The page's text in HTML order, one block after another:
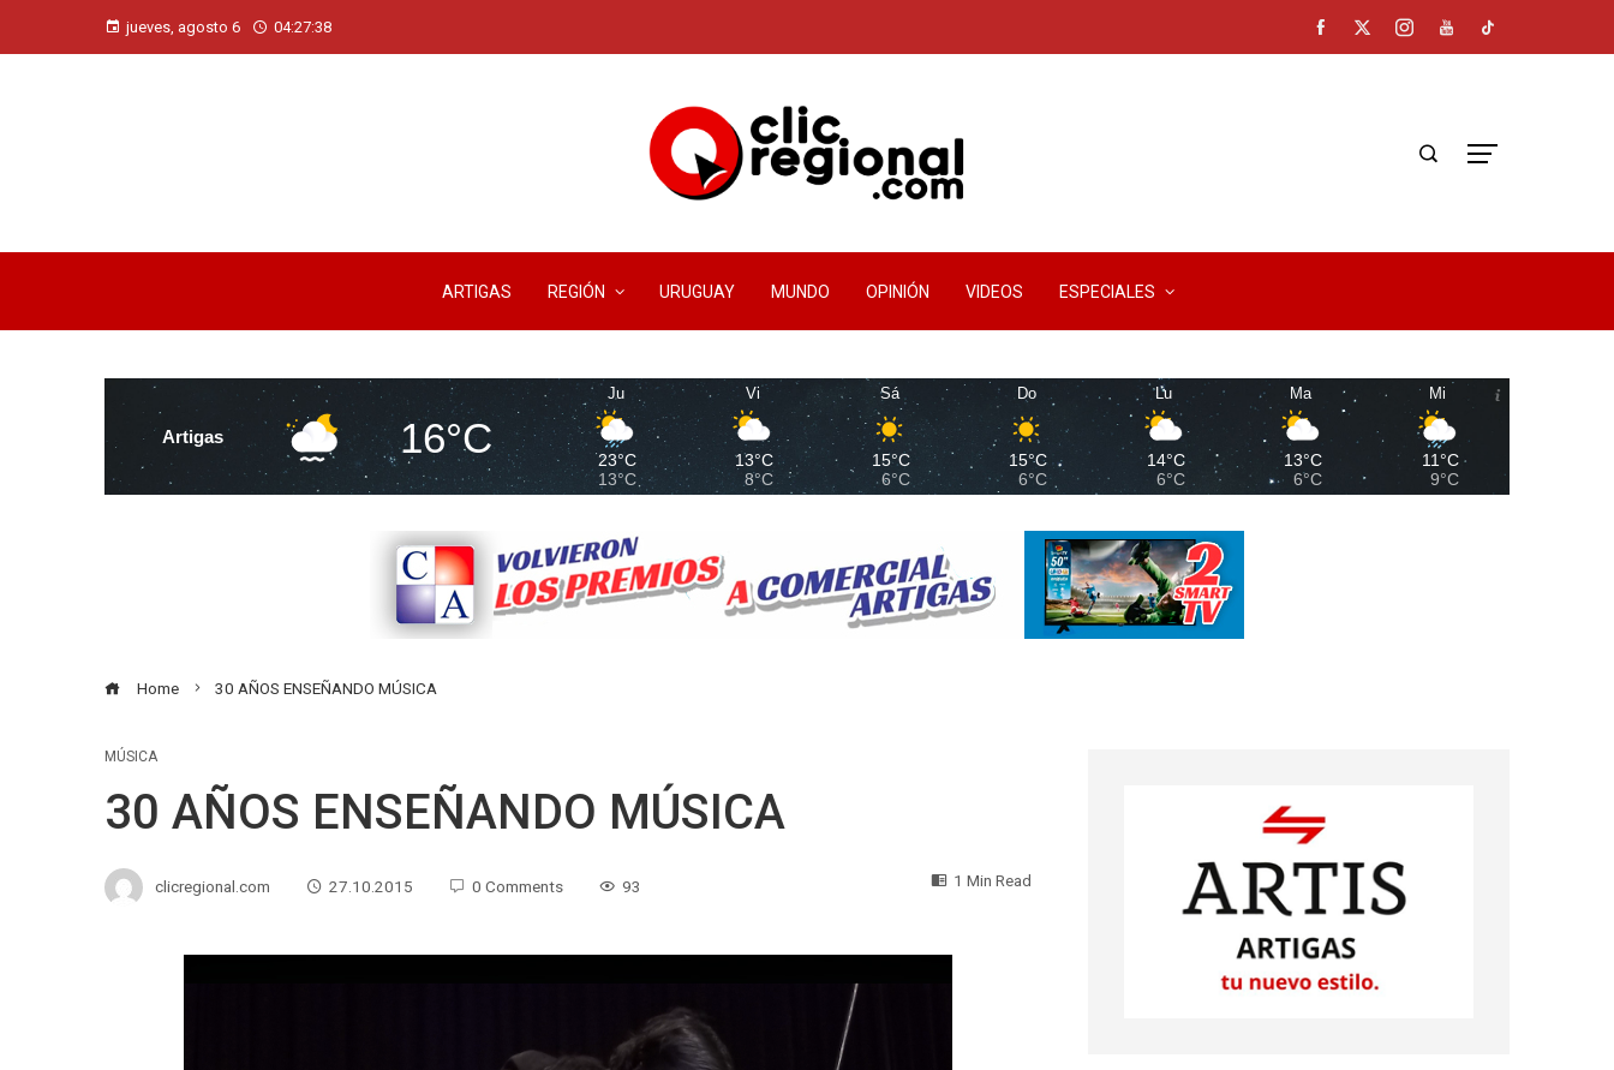
jueves, agosto 6 04:27:39
ARTIGAS REGIÓN URUGUAY MUNDO OPINIÓN VIDEOS ESPECIALES
Artigas 16°C
Ju
23°C
13°C
Vi
13°C
8°C
Sá
15°C
6°C
Do
15°C
6°C
Lu
14°C
6°C
Ma
13°C
6°C
Mi
11°C
9°C
Home 30 AÑOS ENSEÑANDO MÚSICA
MÚSICA
30 AÑOS ENSEÑANDO MÚSICA
clicregional.com 27.10.2015 0 Comments 93 1 Min Read